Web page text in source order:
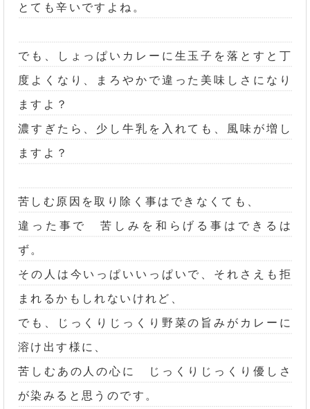
とても辛いですよね。
でも、しょっぱいカレーに生玉子を落とすと丁
度よくなり、まろやかで違った美味しさになり
ますよ？
濃すぎたら、少し牛乳を入れても、風味が増し
ますよ？
苦しむ原因を取り除く事はできなくても、
違った事で 苦しみを和らげる事はできるは
ず。
その人は今いっぱいいっぱいで、それさえも拒
まれるかもしれないけれど、
でも、じっくりじっくり野菜の旨みがカレーに
溶け出す様に、
苦しむあの人の心に じっくりじっくり優しさ
が染みると思うのです。